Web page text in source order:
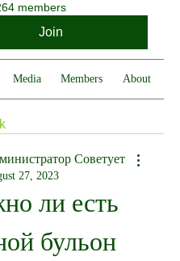
members
Join
Media Members About
Советует
27, 2023
ли есть
бульон